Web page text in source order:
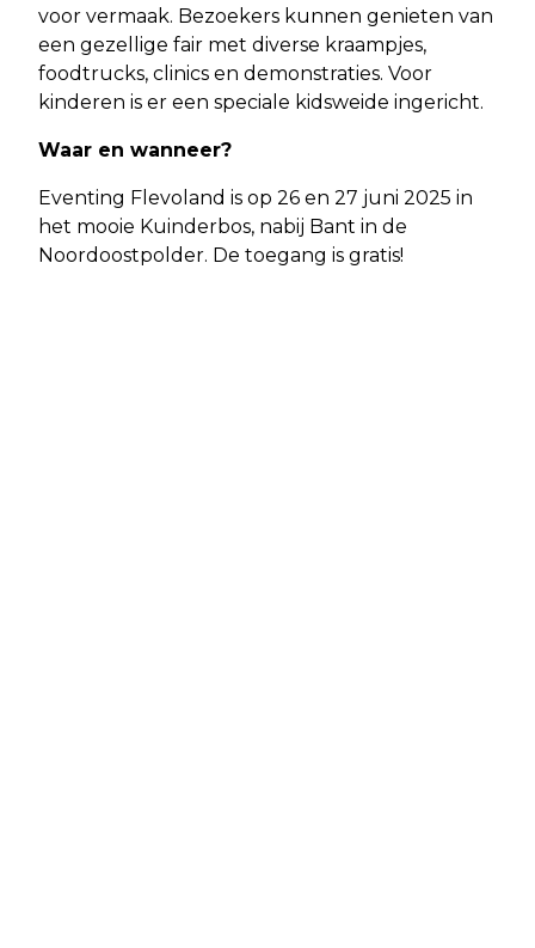
voor vermaak. Bezoekers kunnen genieten van
een gezellige fair met diverse kraampjes,
foodtrucks, clinics en demonstraties. Voor
kinderen is er een speciale kidsweide ingericht.
Waar en wanneer?
Eventing Flevoland is op 26 en 27 juni 2025 in
het mooie Kuinderbos, nabij Bant in de
Noordoostpolder. De toegang is gratis!